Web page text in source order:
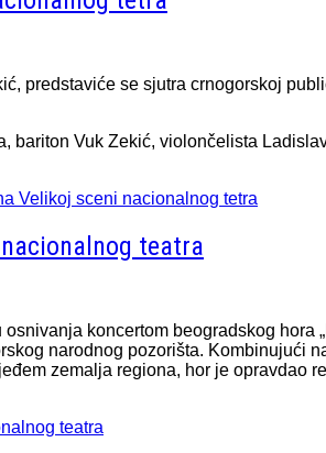
predstaviće se sjutra crnogorskoj
bariton Vuk Zekić, violončelista
Velikoj sceni nacionalnog tetra
teatra
koncertom beogradskog hora
narodnog pozorišta. Kombinujući
zemalja regiona, hor je opravdao
teatra